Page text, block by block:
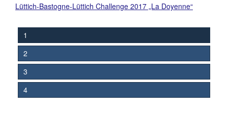
Lüttich-Bastogne-Lüttich Challenge 2017 „La Doyenne“
1
2
3
4